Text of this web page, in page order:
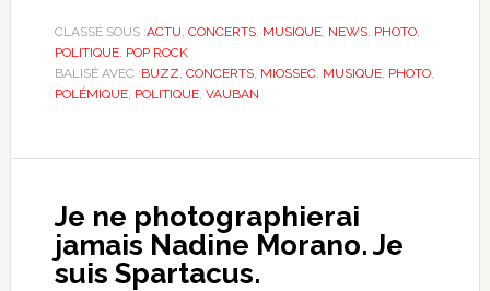
CLASSÉ SOUS :ACTU CONCERTS, MUSIQUE, NEWS, PHOTO,
POLITIQUE, POP ROCK
BALISÉ AVEC :BUZZ CONCERTS, MIOSSEC, MUSIQUE, PHOTO,
POLÉMIQUE, POLITIQUE, VAUBAN
Je ne photographierai
jamais Nadine Morano. Je
suis Spartacus.